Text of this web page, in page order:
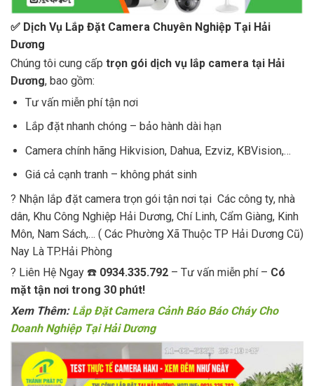
✅ Dịch Vụ Lắp Đặt Camera Chuyên Nghiệp Tại Hải
Dương
Chúng tôi cung cấp trọn gói dịch vụ lắp camera tại Hải
Dương, bao gồm:
Tư vấn miễn phí tận nơi
Lắp đặt nhanh chóng – bảo hành dài hạn
Camera chính hãng Hikvision, Dahua, Ezviz, KBVision,…
Giá cả cạnh tranh – không phát sinh
? Nhận lắp đặt camera trọn gói tận nơi tại Các công ty, nhà
dân, Khu Công Nghiệp Hải Dương, Chí Linh, Cẩm Giàng, Kinh
Môn, Nam Sách,… ( Các Phường Xã Thuộc TP Hải Dương Cũ)
Nay Là TP.Hải Phòng
? Liên Hệ Ngay ☎️ 0934.335.792 – Tư vấn miễn phí – Có
mặt tận nơi trong 30 phút!
Xem Thêm: Lắp Đặt Camera Cảnh Báo Báo Cháy Cho
Doanh Nghiệp Tại Hải Dương